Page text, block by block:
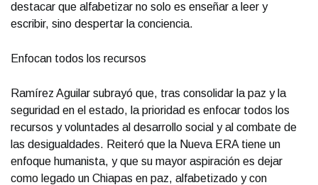
destacar que alfabetizar no solo es enseñar a leer y
escribir, sino despertar la conciencia.
Enfocan todos los recursos
Ramírez Aguilar subrayó que, tras consolidar la paz y la
seguridad en el estado, la prioridad es enfocar todos los
recursos y voluntades al desarrollo social y al combate de
las desigualdades. Reiteró que la Nueva ERA tiene un
enfoque humanista, y que su mayor aspiración es dejar
como legado un Chiapas en paz, alfabetizado y con